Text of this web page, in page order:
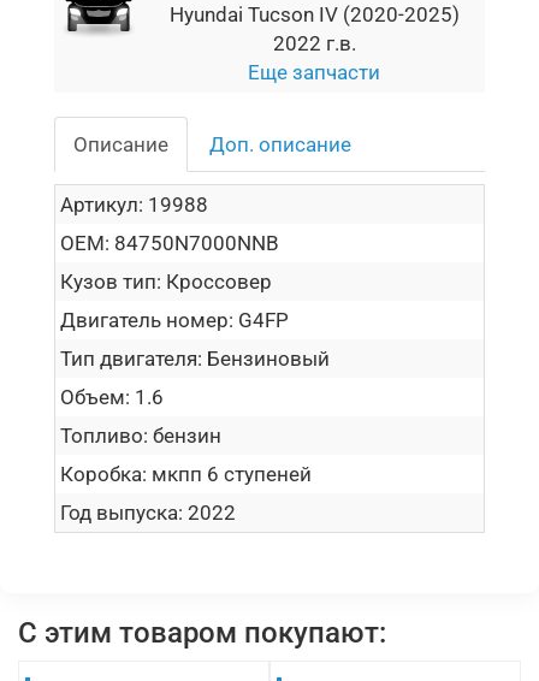
Hyundai Tucson IV (2020-2025)
2022 г.в.
Еще запчасти
Описание Доп. описание
Артикул: 19988
OEM: 84750N7000NNB
Кузов тип: Кроссовер
Двигатель номер: G4FP
Тип двигателя: Бензиновый
Объем: 1.6
Топливо: бензин
Коробка: мкпп 6 ступеней
Год выпуска: 2022
С этим товаром покупают: